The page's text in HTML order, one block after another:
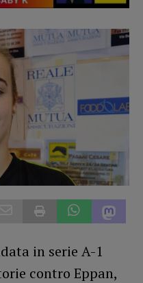
in serie A-1
contro Eppan,